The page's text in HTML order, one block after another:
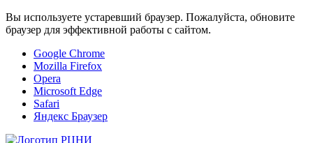
Вы используете устаревший браузер. Пожалуйста, обновите
браузер для эффективной работы с сайтом.
Google Chrome
Mozilla Firefox
Opera
Microsoft Edge
Safari
Яндекс Браузер